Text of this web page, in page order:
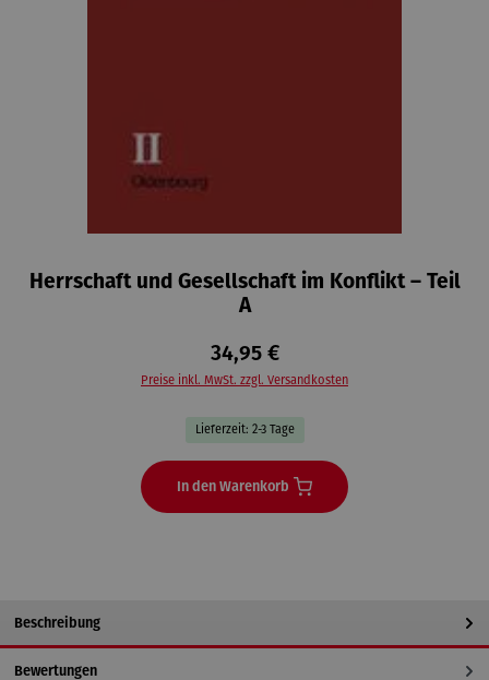
Herrschaft und Gesellschaft im Konflikt – Teil
A
34,95 €
Preise inkl. MwSt. zzgl. Versandkosten
Lieferzeit: 2-3 Tage
In den Warenkorb
Beschreibung
Bewertungen